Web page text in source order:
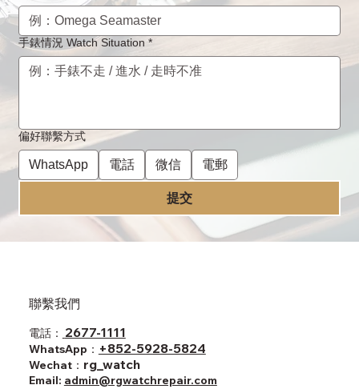
手錶情況 Watch Situation *
偏好聯繫方式
WhatsApp 電話 微信 電郵
提交
聯繫我們
電話： 2677-1111
WhatsApp： +852-5928-5824
Wechat： rg_watch
Email: admin@rgwatchrepair.com